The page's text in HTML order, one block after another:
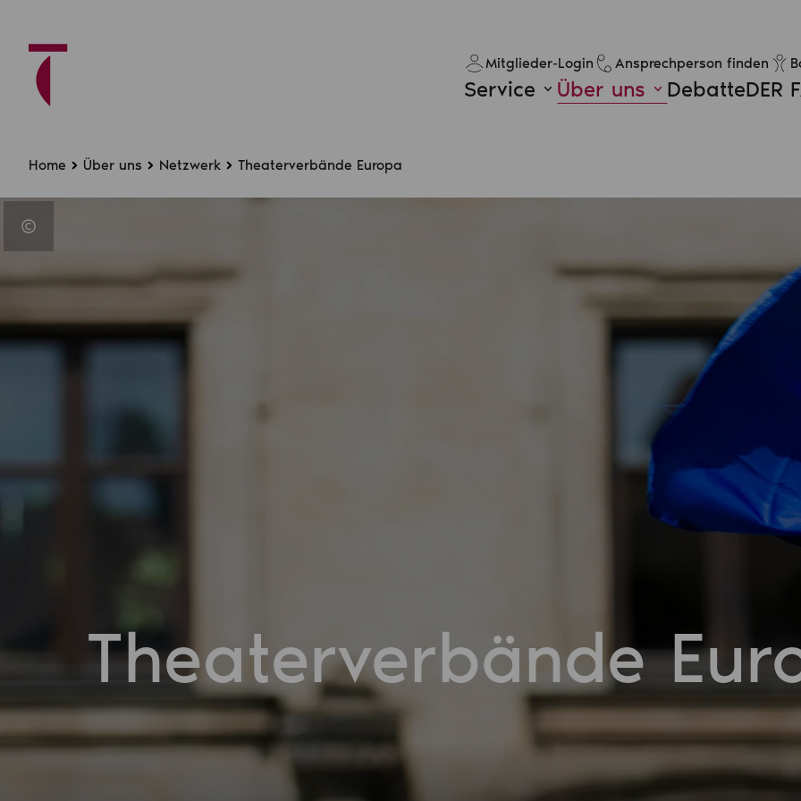
Mitglieder-Login Ansprechperson finden
Service Über uns DebatteDER
Home Über uns Netzwerk Theaterverbände Europa
Theaterverbände